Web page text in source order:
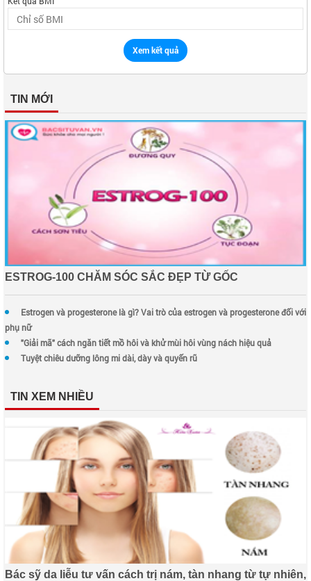
Xem kết quả
TIN MỚI
ESTROG-100 CHĂM SÓC SẮC ĐẸP TỪ GỐC
Estrogen và progesterone là gì? Vai trò của estrogen và progesterone đối với
phụ nữ
"Giải mã" cách ngăn tiết mồ hôi và khử mùi hôi vùng nách hiệu quả
Tuyệt chiêu dưỡng lông mi dài, dày và quyến rũ
TIN XEM NHIỀU
Bác sỹ da liễu tư vấn cách trị nám, tàn nhang từ tự nhiên,